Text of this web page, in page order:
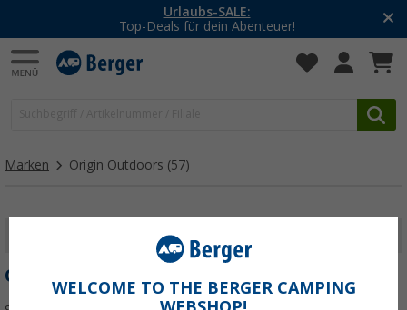
Urlaubs-SALE:
Top-Deals für dein Abenteuer!
Marken Origin Outdoors (57)
FILTER ANZEIGEN
ORIGIN OUTDOORS
WELCOME TO THE BERGER CAMPING